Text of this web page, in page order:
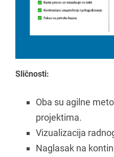
Sličnosti:
Oba su agilne
projektima.
Vizualizacija
Naglasak na